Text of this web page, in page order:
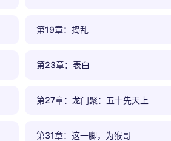
第19章：捣乱
第23章：表白
第27章：龙门聚：五十先天上
第31章：这一脚，为猴哥